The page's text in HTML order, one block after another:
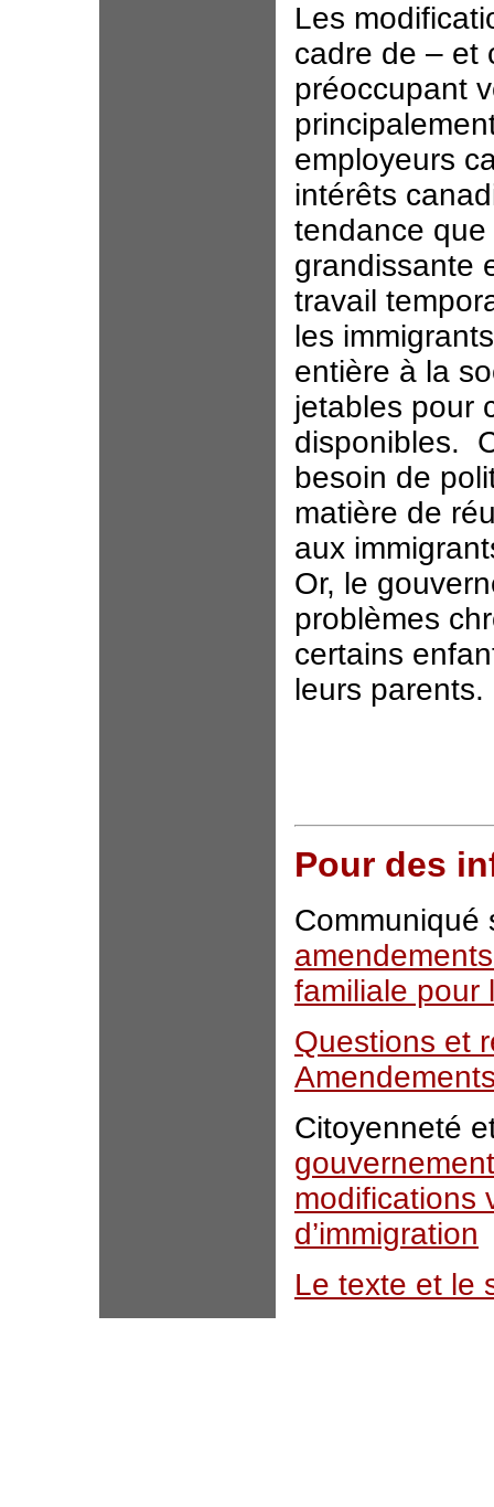
Les
cadre de – et
préoccupant
employeurs
intérêts
tendance que
grandissante
travail
les
entière à la
jetables pour
disponibles.
besoin de
matière de
aux
Or, le
problèmes
certains
leurs parents.
Pour des
familiale pour
Questions et
Citoyenneté
modifications
d’immigration
Le texte et le